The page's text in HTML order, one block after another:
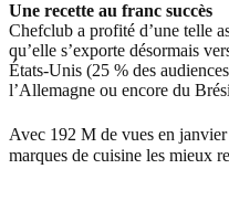
Une recette au franc succès
Chefclub a profité d’une telle
qu’elle s’exporte désormais
États-Unis (25 % des
l’Allemagne ou encore du
Avec 192 M de vues en
marques de cuisine les mieux